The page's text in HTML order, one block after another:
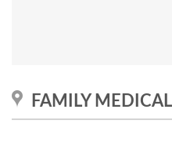
FAMILY